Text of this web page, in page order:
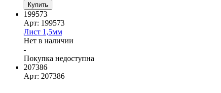
Купить
199573
Арт: 199573
Лист 1,5мм
Нет в наличии
-
Покупка недоступна
207386
Арт: 207386